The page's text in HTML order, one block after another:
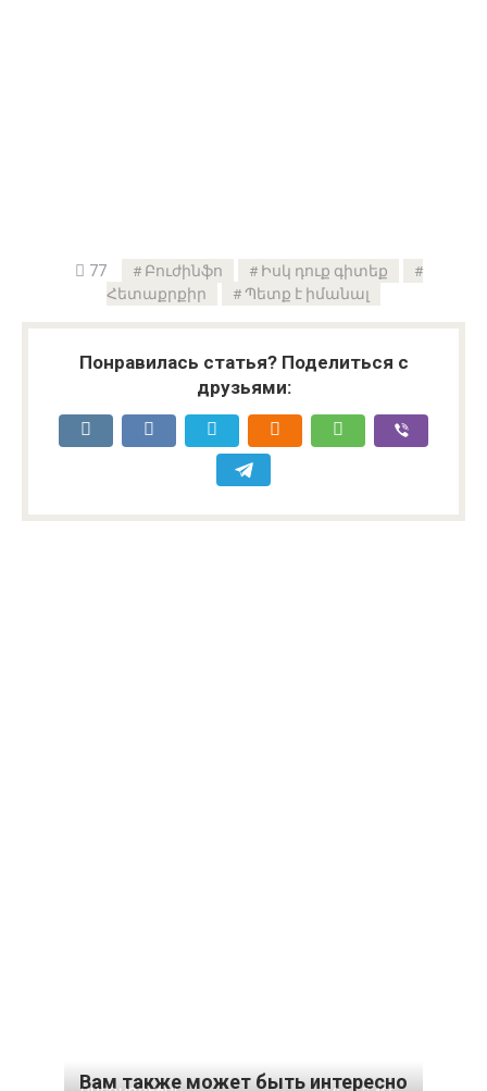
77 Բուժինֆո
Իսկ դուք գիտեք
Հետաքրքիր
Պետք է իմանալ
Понравилась статья? Поделиться с
друзьями:
Вам также может быть интересно